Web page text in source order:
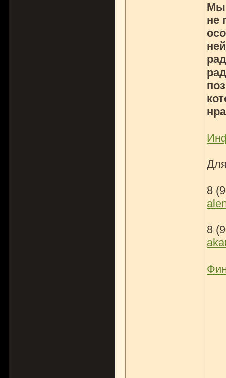
Мы
не
8
8